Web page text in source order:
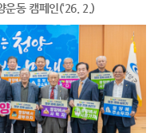
운동 캠페인(‘26. 2.)